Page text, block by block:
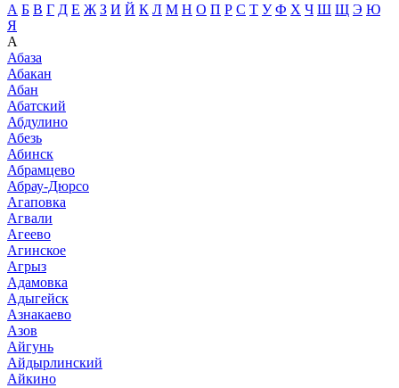
А Б В Г Д Е Ж З И Й К Л М Н О П Р С Т У Ф Х Ч Ш Щ Э Ю
Я
А
Абаза
Абакан
Абан
Абатский
Абдулино
Абезь
Абинск
Абрамцево
Абрау-Дюрсо
Агаповка
Агвали
Агеево
Агинское
Агрыз
Адамовка
Адыгейск
Азнакаево
Азов
Айгунь
Айдырлинский
Айкино